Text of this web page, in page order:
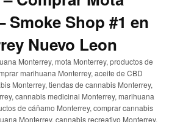
Smoke Shop #1 en
Nuevo Leon
Monterrey, mota Monterrey, productos de
marihuana Monterrey, aceite de CBD
Monterrey, tiendas de cannabis Monterrey,
cannabis medicinal Monterrey, marihuana
de cáñamo Monterrey, comprar cannabis
Monterrey, cannabis recreativo Monterrey,